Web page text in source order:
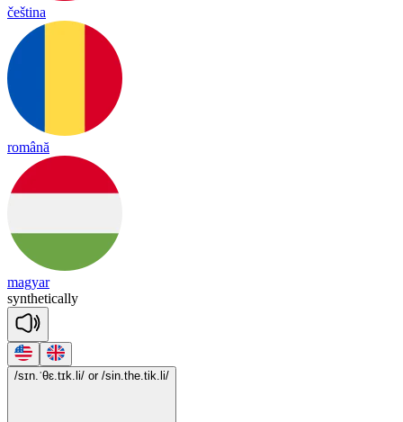
čeština
română
magyar
synthetically
/sɪn.ˈθɛ.tɪk.li/ or /sin.the.tik.li/